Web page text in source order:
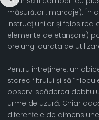
măsurători, marcaje). În
instrucțiunilor și folosirea
elemente de etanșare)
prelungi durata de
Pentru întreținere, un
starea filtrului și să
observi scăderea
urme de uzură. Chiar
diferențele de